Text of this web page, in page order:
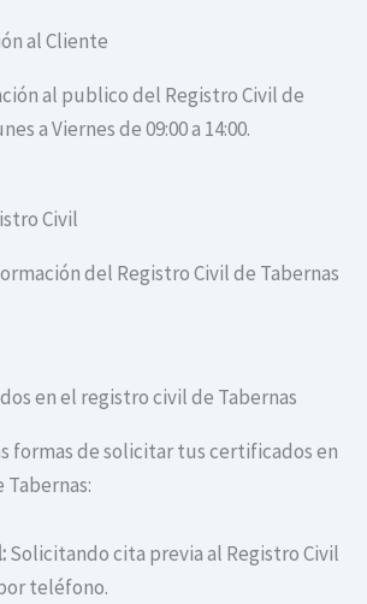
al Cliente
al publico del Registro Civil de
a Viernes de 09:00 a 14:00.
Civil
del Registro Civil de Tabernas
en el registro civil de Tabernas
formas de solicitar tus certificados en
Solicitando cita previa al Registro Civil
teléfono.